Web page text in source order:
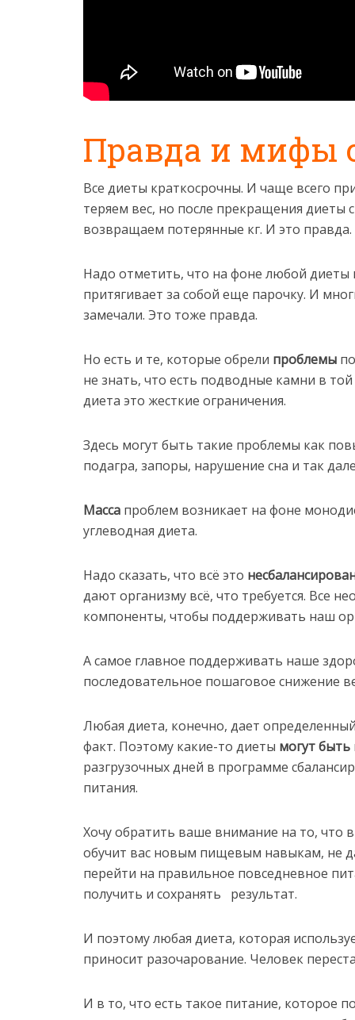
Правда и мифы
Все диеты краткосрочны. И чаще всего
теряем вес, но после прекращения диеты
возвращаем потерянные кг. И это правда.
Надо отметить, что на фоне любой
притягивает за собой еще парочку. И
замечали. Это тоже правда.
Но есть и те, которые обрели проблемы
не знать, что есть подводные камни в
диета это жесткие ограничения.
Здесь могут быть такие проблемы как
подагра, запоры, нарушение сна и так
Масса проблем возникает на фоне
углеводная диета.
Надо сказать, что всё это
дают организму всё, что требуется. Все
компоненты, чтобы поддерживать наш
А самое главное поддерживать наше
последовательное пошаговое снижение
Любая диета, конечно, дает
факт. Поэтому какие-то диеты могут быть
разгрузочных дней в программе
питания.
Хочу обратить ваше внимание на то, что
обучит вас новым пищевым навыкам, не
перейти на правильное повседневное
получить и сохранять результат.
И поэтому любая диета, которая
приносит разочарование. Человек
И в то, что есть такое питание, которое